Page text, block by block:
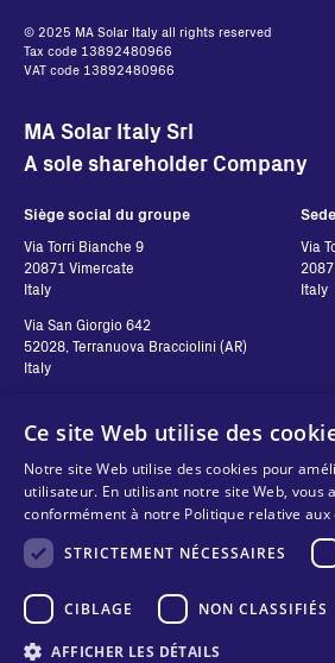
© 2025 MA Solar Italy all rights reserved
Tax code 13892480966
VAT code 13892480966
MA Solar Italy Srl
A sole shareholder Company
Siège social du groupe
Via Torri Bianche 9
20871 Vimercate
Italy
Via San Giorgio 642
52028, Terranuova Bracciolini (AR)
Italy
Via
Italy
Contatti
Contactez-nous
Vie privée
Ce site Web utilise des
Notre site Web utilise des cookies pour
utilisateur. En utilisant notre site Web, vous
conformément à notre Politique relative aux
STRICTEMENT NÉCESSAIRES
CIBLAGE NON CLASSIFIÉS
AFFICHER LES DÉTAILS